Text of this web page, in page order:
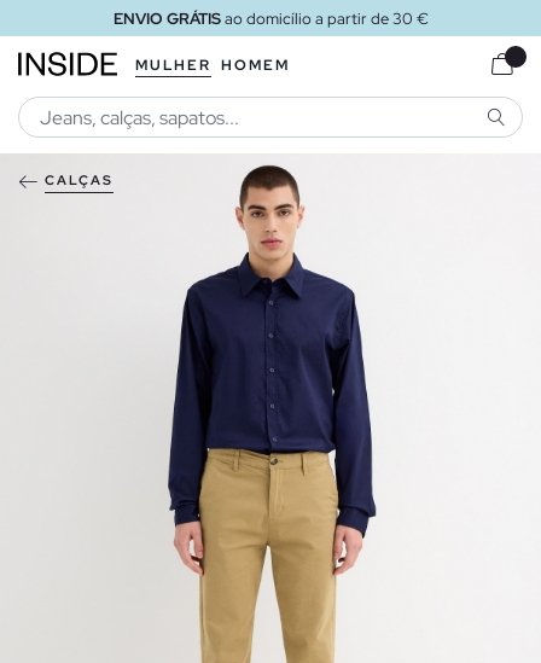
ENVIO GRÁTISao domicílio a partir de 30 €
MULHER HOMEM
CALÇAS